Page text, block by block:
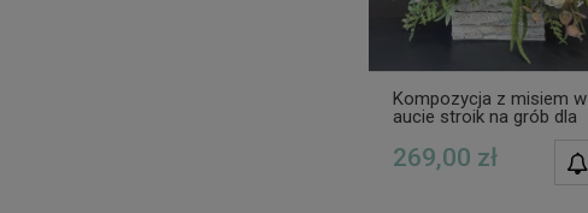
Kompozycja z misiem w
aucie stroik na grób dla
269,00 zł